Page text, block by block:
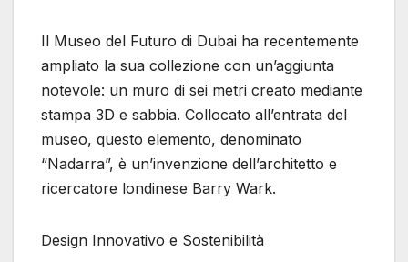
Il Museo del Futuro di Dubai ha recentemente
ampliato la sua collezione con un’aggiunta
notevole: un muro di sei metri creato mediante
stampa 3D e sabbia. Collocato all’entrata del
museo, questo elemento, denominato
“Nadarra”, è un’invenzione dell’architetto e
ricercatore londinese Barry Wark.
Design Innovativo e Sostenibilità